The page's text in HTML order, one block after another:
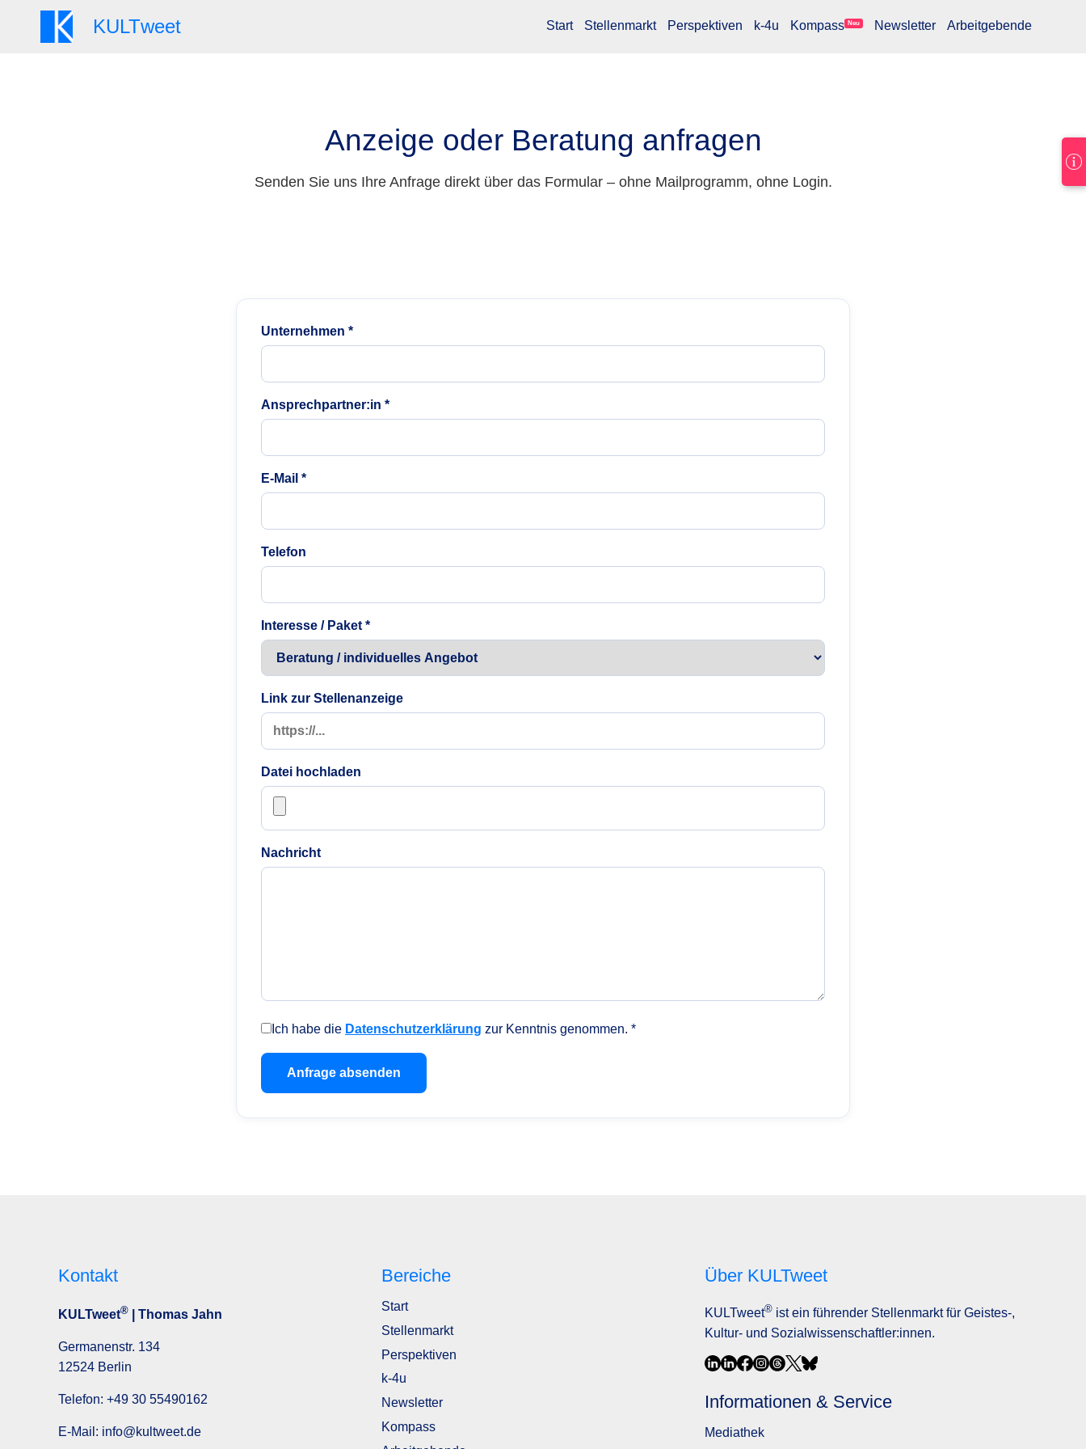
KULTweet Start Stellenmarkt Perspektiven k-4u Kompass Neu Newsletter Arbeitgebende
Anzeige oder Beratung anfragen
Senden Sie uns Ihre Anfrage direkt über das Formular – ohne Mailprogramm, ohne Login.
Unternehmen *
Ansprechpartner:in *
E-Mail *
Telefon
Interesse / Paket *
Link zur Stellenanzeige
Datei hochladen
Nachricht
Ich habe die Datenschutzerklärung zur Kenntnis genommen. *
Anfrage absenden
Kontakt
KULTweet® | Thomas Jahn
Germanenstr. 134
12524 Berlin
Telefon: +49 30 55490162
E-Mail: info@kultweet.de
Bereiche
Start
Stellenmarkt
Perspektiven
k-4u
Newsletter
Kompass
Über KULTweet
KULTweet® ist ein führender Stellenmarkt für Geistes-,
Kultur- und Sozialwissenschaftler:innen.
Informationen & Service
Mediathek